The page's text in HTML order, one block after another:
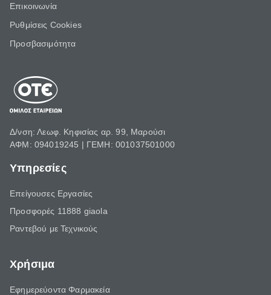
Επικοινωνία
Ρυθμίσεις Cookies
Προσβασιμότητα
Δ/νση: Λεωφ. Κηφισίας αρ. 99, Μαρούσι
ΑΦΜ: 094019245 | ΓΕΜΗ: 001037501000
Υπηρεσίες
Επείγουσες Εργασίες
Προσφορές 11888 giaola
Ραντεβού με Τεχνικούς
Χρήσιμα
Εφημερεύοντα Φαρμακεία